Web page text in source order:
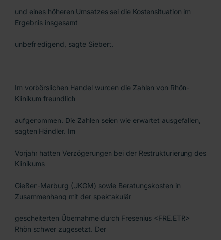
und eines höheren Umsatzes sei die Kostensituation im
Ergebnis insgesamt
unbefriedigend, sagte Siebert.
Im vorbörslichen Handel wurden die Zahlen von Rhön-
Klinikum freundlich
aufgenommen. Die Zahlen seien wie erwartet ausgefallen,
sagten Händler. Im
Vorjahr hatten Verzögerungen bei der Restrukturierung des
Klinikums
Gießen-Marburg (UKGM) sowie Beratungskosten in
Zusammenhang mit der spektakulär
gescheiterten Übernahme durch Fresenius <FRE.ETR>
Rhön schwer zugesetzt. Der